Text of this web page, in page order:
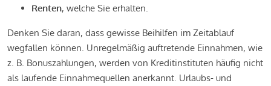
Renten, welche Sie erhalten.
Denken Sie daran, dass gewisse Beihilfen im Zeitablauf
wegfallen können. Unregelmäßig auftretende Einnahmen, wie
z. B. Bonuszahlungen, werden von Kreditinstituten häufig nicht
als laufende Einnahmequellen anerkannt. Urlaubs- und